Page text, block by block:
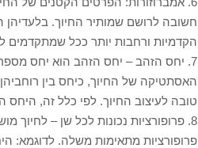
חשובה לרושם שמותיר החיוך. בלעדיהן
הקדמיות ורחבות יותר ככל שמתקדמים
7. יחס הזהב – יחס הזהב הוא יחס
האסתטיקה של החיוך, כיחס בין
טובה לעיצוב החיוך. לפי כלל זה, היחס הנכון
8. פרופורציות נכונות לכל שן – לחיוך
פרופורציות מתאימות משלה. לדוגמא: היחס